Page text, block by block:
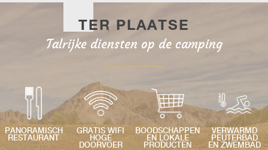
TER PLAATSE
Talrijke diensten op de camping
PANORAMISCH
RESTAURANT
GRATIS WIFI
HOGE
DOORVOER
BOODSCHAPPEN
EN LOKALE
PRODUCTEN
VERWARMD
PEUTERBAD
EN ZWEMBAD